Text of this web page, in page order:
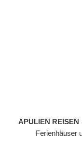
APULIEN REISEN
Ferienhäuser